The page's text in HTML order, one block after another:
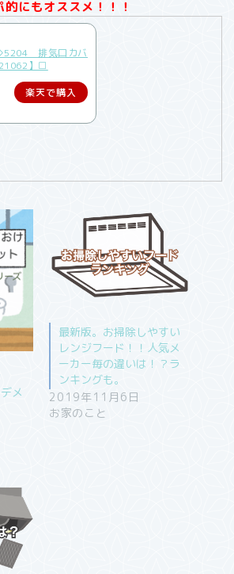
にもオススメ！！！
排気口カバ
】□
楽天で購入
メ
最新版。お掃除しやすい
レンジフード！！人気メ
ーカー毎の違いは！？ラ
ンキングも。
2019年11月6日
お家のこと